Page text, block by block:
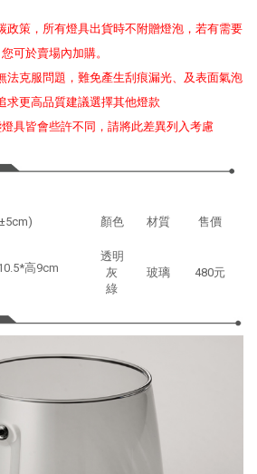
政策，所有燈具出貨時不附贈燈泡，若有需要
您可於賣場內加購。
法克服問題，難免產生刮痕漏光、及表面氣泡
求更高品質建議選擇其他燈款
具皆會些許不同，請將此差異列入考慮
顏色 材質 售價
高9cm
透明
灰
綠
玻璃 480元